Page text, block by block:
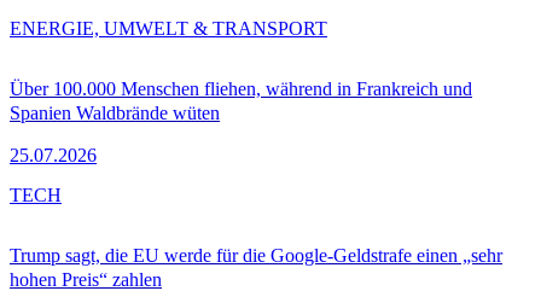
Über 100.000 Menschen fliehen, während in Frankreich und
Spanien Waldbrände wüten
25.07.2026
ENERGIE, UMWELT & TRANSPORT
Trump sagt, die EU werde für die Google-Geldstrafe einen „sehr
hohen Preis“ zahlen
TECH